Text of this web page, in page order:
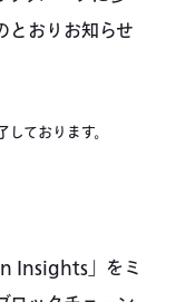
とおりお知らせ
ております。
Insights」をミ